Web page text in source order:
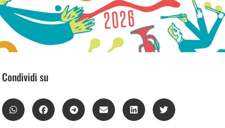
Condividi su